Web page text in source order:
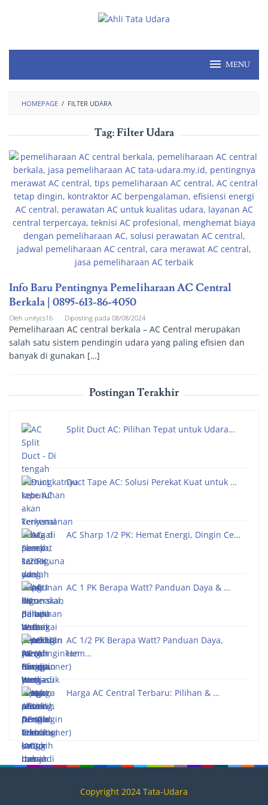
MENU
HOMEPAGE / FILTER UDARA
Tag:Filter Udara
Info Baru Pentingnya Pemeliharaan AC Central
Berkala | 0895-613-86-4050
Oleh unitycs16 Diposting pada 08/08/2024
Pemeliharaan AC central berkala – AC Central merupakan
salah satu sistem pendingin udara yang paling efisien dan
banyak di gunakan […]
Postingan Terakhir
Split Duct AC: Pilihan Tepat untuk Udara…
Duct Tape AC: Solusi Perekat Kuat untuk …
AC Sharp 1/2 PK: Hemat Energi, Dingin Ce…
AC 1 PK Berapa Watt? Panduan Daya & …
AC 1/2 PK Berapa Watt? Panduan Daya,
Hem…
Harga AC Central Terbaru: Pilihan & …
Copyright 2024 Tata-Udara